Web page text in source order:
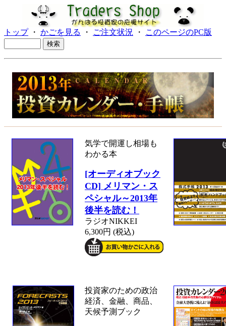
トップ・ かごを見る ・ ご注文状況 ・ このページのPC版
気学で開運し相場も
わかる本
[オーディオブック
CD] メリマン・ス
ペシャル～2013年
後半を読む！
ラジオNIKKEI
6,300円 (税込)
投資家のための政治
経済、金融、商品、
天候予測ブック